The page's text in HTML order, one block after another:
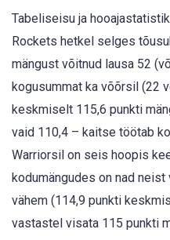
Tabeliseisu ja
Rockets hetkel selges
mängust võitnud lausa 52
kogusummat ka võõrsil (22
keskmiselt 115,6 punkti
vaid 110,4 – kaitse töötab
Warriorsil on seis hoopis
kodumängudes on nad
vähem (114,9 punkti
vastastel visata 115 punkti